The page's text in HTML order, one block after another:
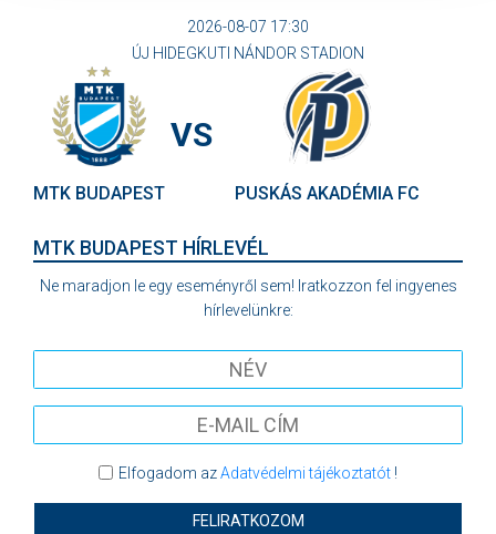
2026-08-07 17:30
ÚJ HIDEGKUTI NÁNDOR STADION
MTK BUDAPEST
VS
PUSKÁS AKADÉMIA FC
MTK BUDAPEST HÍRLEVÉL
Ne maradjon le egy eseményről sem! Iratkozzon fel ingyenes
hírlevelünkre:
Elfogadom azAdatvédelmi tájékoztatót!
FELIRATKOZOM